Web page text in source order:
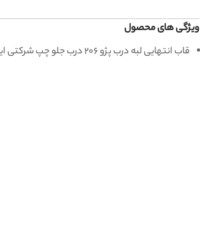
ویژگی های محصول
قاب انتهایی لبه درب پژو 206 درب جلو چپ شرکتی ایساکو